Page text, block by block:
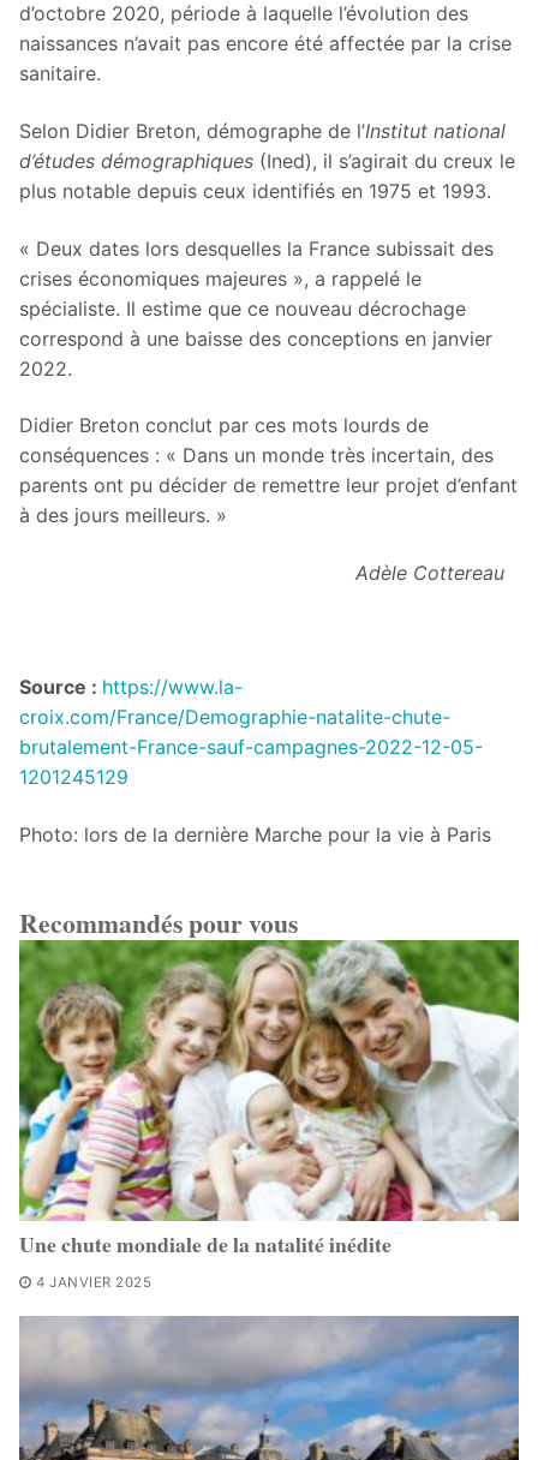
d’octobre 2020, période à laquelle l’évolution des
naissances n’avait pas encore été affectée par la crise
sanitaire.
Selon Didier Breton, démographe de l’Institut national
d’études démographiques (Ined), il s’agirait du creux le
plus notable depuis ceux identifiés en 1975 et 1993.
« Deux dates lors desquelles la France subissait des
crises économiques majeures », a rappelé le
spécialiste. Il estime que ce nouveau décrochage
correspond à une baisse des conceptions en janvier
2022.
Didier Breton conclut par ces mots lourds de
conséquences : « Dans un monde très incertain, des
parents ont pu décider de remettre leur projet d’enfant
à des jours meilleurs. »
Adèle Cottereau
Source : https://www.la-
croix.com/France/Demographie-natalite-chute-
brutalement-France-sauf-campagnes-2022-12-05-
1201245129
Photo: lors de la dernière Marche pour la vie à Paris
Recommandés pour vous
Une chute mondiale de la natalité inédite
4 JANVIER 2025